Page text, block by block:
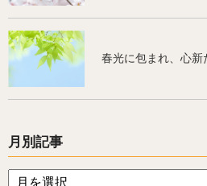
春光に包まれ、心新
月別記事